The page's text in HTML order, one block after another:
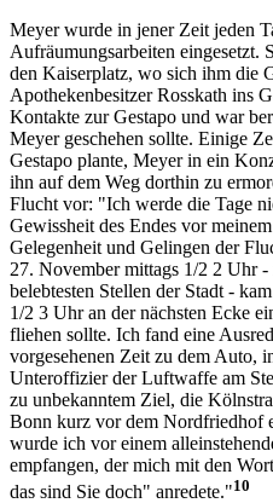
Meyer wurde in jener Zeit jeden
Aufräumungsarbeiten eingesetzt.
den Kaiserplatz, wo sich ihm die
Apothekenbesitzer Rosskath ins
Kontakte zur Gestapo und war
Meyer geschehen sollte. Einige
Gestapo plante, Meyer in ein
ihn auf dem Weg dorthin zu
Flucht vor: "Ich werde die Tage
Gewissheit des Endes vor
Gelegenheit und Gelingen der
27. November mittags 1/2 2 Uhr -
belebtesten Stellen der Stadt -
1/2 3 Uhr an der nächsten Ecke
fliehen sollte. Ich fand eine
vorgesehenen Zeit zu dem Auto,
Unteroffizier der Luftwaffe am
zu unbekanntem Ziel, die
Bonn kurz vor dem Nordfriedhof
wurde ich vor einem
empfangen, der mich mit den
das sind Sie doch" anredete."10